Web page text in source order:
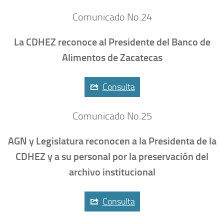
Comunicado No.24
La CDHEZ reconoce al Presidente del Banco de
Alimentos de Zacatecas
Consulta
Comunicado No.25
AGN y Legislatura reconocen a la Presidenta de la
CDHEZ y a su personal por la preservación del
archivo institucional
Consulta